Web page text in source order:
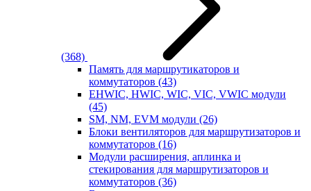
(368)
Память для маршрутикаторов и
коммутаторов (43)
EHWIC, HWIC, WIC, VIC, VWIC модули
(45)
SM, NM, EVM модули (26)
Блоки вентиляторов для маршрутизаторов и
коммутаторов (16)
Модули расширения, аплинка и
стекирования для маршрутизаторов и
коммутаторов (36)